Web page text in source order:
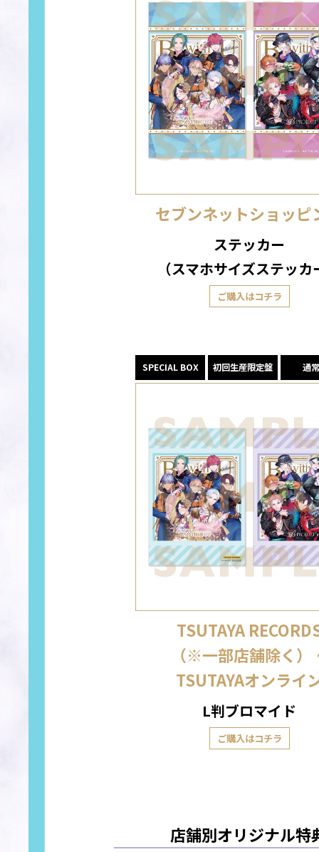
セブンネットショッピ
ステッカー
（スマホサイズステッカ
ご購入はコチラ
SPECIAL BOX 初回生産限定盤 通
TSUTAYA
（※一部店舗除く）
TSUTAYAオンライ
L判ブロマイド
ご購入はコチラ
店舗別オリジナル特